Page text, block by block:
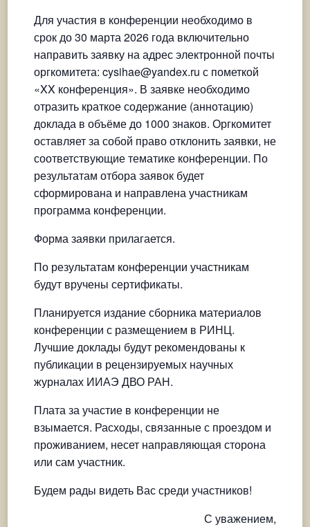
Для участия в конференции необходимо в
срок до 30 марта 2026 года включительно
направить заявку на адрес электронной почты
оргкомитета: cysihae@yandex.ru с пометкой
«XX конференция». В заявке необходимо
отразить краткое содержание (аннотацию)
доклада в объёме до 1000 знаков. Оргкомитет
оставляет за собой право отклонить заявки, не
соответствующие тематике конференции. По
результатам отбора заявок будет
сформирована и направлена участникам
программа конференции.
Форма заявки прилагается.
По результатам конференции участникам
будут вручены сертификаты.
Планируется издание сборника материалов
конференции с размещением в РИНЦ.
Лучшие доклады будут рекомендованы к
публикации в рецензируемых научных
журналах ИИАЭ ДВО РАН.
Плата за участие в конференции не
взымается. Расходы, связанные с проездом и
проживанием, несет направляющая сторона
или сам участник.
Будем рады видеть Вас среди участников!
С уважением,